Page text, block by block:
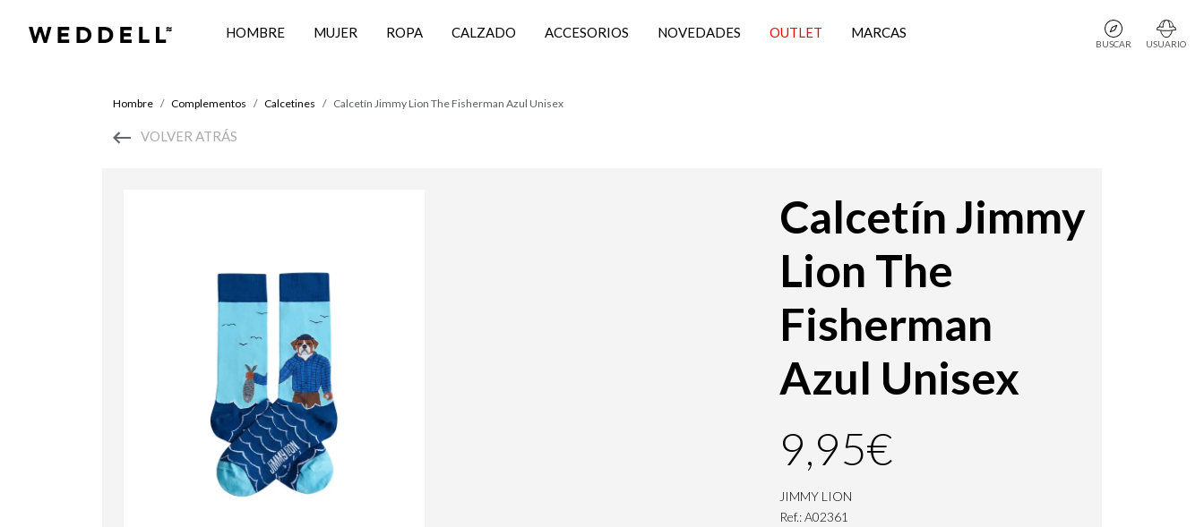
HOMBRE MUJER ROPA CALZADO ACCESORIOS NOVEDADES OUTLET MARCAS
BUSCAR USUARIO
Hombre Complementos Calcetines Calcetín Jimmy Lion The Fisherman Azul Unisex
VOLVER ATRÁS
Calcetín Jimmy
Lion The
Fisherman
Azul Unisex
9,95€
JIMMY LION
Ref.: A02361